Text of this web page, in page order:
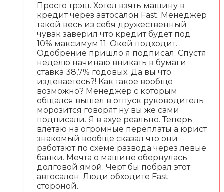
Просто трэш. Хотел взять машину в
кредит через автосалон Fast. Менеджер
такой весь из себя дружественный
чувак заверил что кредит будет под
10% максимум 11. Окей подходит.
Одобрение пришло я подписал. Спустя
неделю начинаю вникать в бумаги
ставка 38,7% годовых. Да вы что
издеваетесь?! Как такое вообще
возможно? Менеджер с которым
общался вышел в отпуск руководитель
морозится говорят ну вы же сами
подписали. Я в ахуе реально. Теперь
влетаю на огромные переплаты а юрист
знакомый вообще сказал что они
работают по схеме развода через левые
банки. Мечта о машине обернулась
долговой ямой. Чёрт бы побрал этот
автосалон. Люди обходите Fast
стороной.